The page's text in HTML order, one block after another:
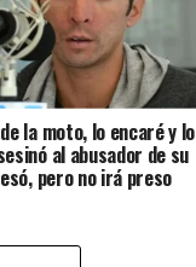
la moto, lo encaré y lo
al abusador de su
pero no irá preso